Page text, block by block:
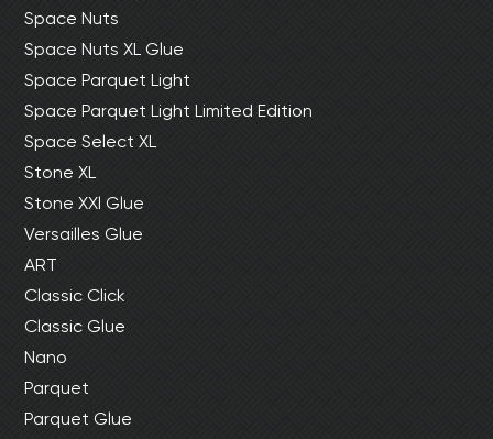
Space Nuts
Space Nuts XL Glue
Space Parquet Light
Space Parquet Light Limited Edition
Space Select XL
Stone XL
Stone XXl Glue
Versailles Glue
ART
Classic Click
Classic Glue
Nano
Parquet
Parquet Glue